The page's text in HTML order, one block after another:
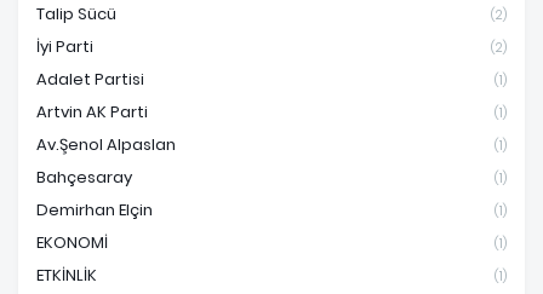
Talip Sücü (2)
İyi Parti (2)
Adalet Partisi (1)
Artvin AK Parti (1)
Av.Şenol Alpaslan (1)
Bahçesaray (1)
Demirhan Elçin (1)
EKONOMİ (1)
ETKİNLİK (1)